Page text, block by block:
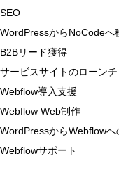
SEO
WordPressからNoCodeへ
B2Bリード獲得
サービスサイトのローンチ
Webflow導入支援
Webflow Web制作
WordPressからWebflowへ
Webflowサポート